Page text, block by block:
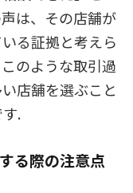
は、その店舗が
る証拠と考えら
のような取引過
店舗を選ぶこと
.
る際の注意点